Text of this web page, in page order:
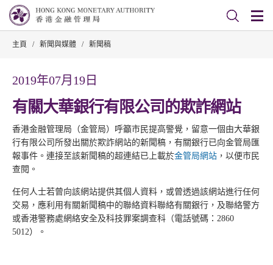
主頁 / 新聞與媒體 / 新聞稿
2019年07月19日
有關大華銀行有限公司的欺詐網站
香港金融管理局（金管局）呼籲市民提高警覺，留意一個由大華銀
行有限公司所發出關於欺詐網站的新聞稿，有關銀行已向金管局匯
報事件。連接至該新聞稿的超連結已上載於金管局網站 ，以便市民
查閱。
任何人士若曾向該網站提供其個人資料，或曾透過該網站進行任何
交易，應利用有關新聞稿中的聯絡資料聯絡有關銀行，及聯絡警方
或香港警務處網絡安全及科技罪案調查科（電話號碼：2860
5012）。